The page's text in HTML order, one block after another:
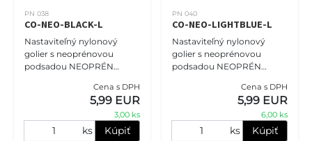
PN 038
CO-NEO-BLACK-L
Nastaviteľný nylonový
golier s neoprénovou
podsadou NEOPRÉN
NOVA zaručujú, že vášmu
miláčiko
Cena s DPH
5,99 EUR
3,00 ks
ks Kúpiť
PN 040
CO-NEO-LIGHTBLUE-L
Nastaviteľný nylonový
golier s neoprénovou
podsadou NEOPRÉN
2,0cm (28cm-45cm),
NOVA zaručujú, že vášmu
Cena s DPH
5,99 EUR
6,00 ks
ks Kúpiť